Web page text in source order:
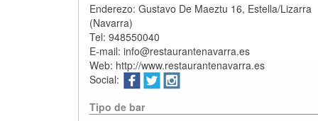
Enderezo:Gustavo De Maeztu 16, Estella/Lizarra
(Navarra)
Tel:948550040
E-mail:info@restaurantenavarra.es
Web: http://www.restaurantenavarra.es
Social:
Tipo de bar